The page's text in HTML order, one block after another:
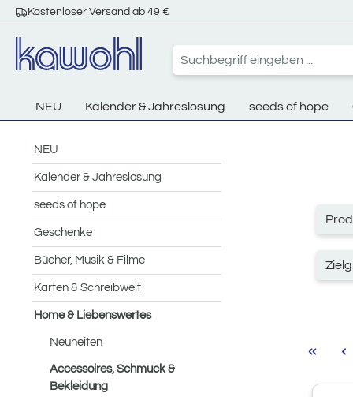
Hauptinhalt springen
Zur Suche springen
Zur Hauptnavigation springen
Kostenloser Versand ab 49 €
NEU Kalender & Jahreslosung seeds of hope
NEU
Kalender & Jahreslosung
seeds of hope
Geschenke
Bücher, Musik & Filme
Karten & Schreibwelt
Home & Liebenswertes
Neuheiten
Accessoires, Schmuck &
Bekleidung